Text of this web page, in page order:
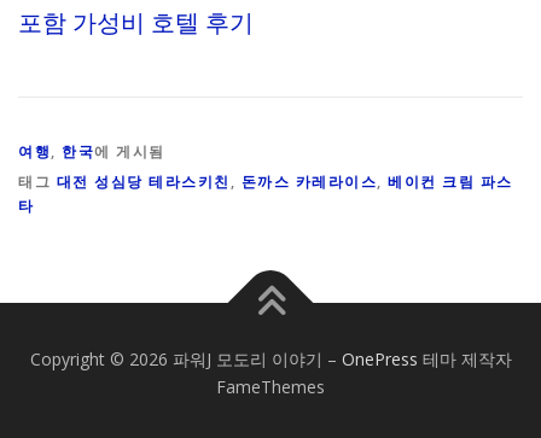
포함 가성비 호텔 후기
여행, 한국에 게시됨
태그 대전 성심당 테라스키친 , 돈까스 카레라이스, 베이컨 크림 파스
타
Copyright © 2026 파워J 모도리 이야기 – OnePress 테마 제작자
FameThemes